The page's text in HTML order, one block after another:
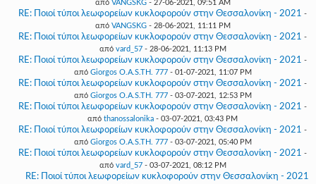
από VANGSKG- 27-06-2021, 09:51 AM
RE: Ποιοί τύποι λεωφορείων κυκλοφορούν στην Θεσσαλονίκη - 2021 -
από VANGSKG- 28-06-2021, 11:11 PM
RE: Ποιοί τύποι λεωφορείων κυκλοφορούν στην Θεσσαλονίκη - 2021 -
από vard_57- 28-06-2021, 11:13 PM
RE: Ποιοί τύποι λεωφορείων κυκλοφορούν στην Θεσσαλονίκη - 2021 -
από Giorgos O.A.S.TH. 777- 01-07-2021, 11:07 PM
RE: Ποιοί τύποι λεωφορείων κυκλοφορούν στην Θεσσαλονίκη - 2021 -
από Giorgos O.A.S.TH. 777- 03-07-2021, 12:53 PM
RE: Ποιοί τύποι λεωφορείων κυκλοφορούν στην Θεσσαλονίκη - 2021 -
από thanossalonika - 03-07-2021, 03:43 PM
RE: Ποιοί τύποι λεωφορείων κυκλοφορούν στην Θεσσαλονίκη - 2021 -
από Giorgos O.A.S.TH. 777- 03-07-2021, 05:40 PM
RE: Ποιοί τύποι λεωφορείων κυκλοφορούν στην Θεσσαλονίκη - 2021 -
από vard_57- 03-07-2021, 08:12 PM
RE: Ποιοί τύποι λεωφορείων κυκλοφορούν στην Θεσσαλονίκη - 2021